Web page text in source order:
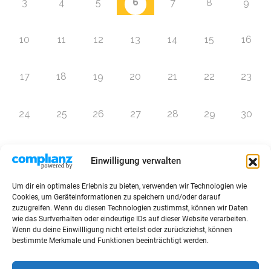
Einwilligung verwalten
Um dir ein optimales Erlebnis zu bieten, verwenden wir Technologien wie
Cookies, um Geräteinformationen zu speichern und/oder darauf
zuzugreifen. Wenn du diesen Technologien zustimmst, können wir Daten
wie das Surfverhalten oder eindeutige IDs auf dieser Website verarbeiten.
Wenn du deine Einwillligung nicht erteilst oder zurückziehst, können
bestimmte Merkmale und Funktionen beeinträchtigt werden.
3 4 5 7 8 9
10 11 12 13 14 15 16
17 18 19 20 21 22 23
24 25 26 27 28 29 30
Zur Eventübersicht